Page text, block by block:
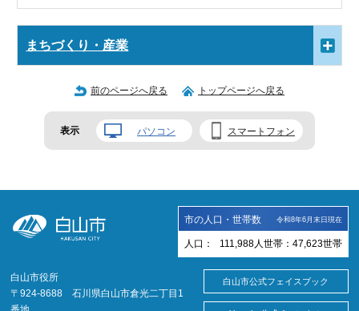
まちづくり・産業
前のページへ戻る トップページへ戻る
表示 パソコン スマートフォン
市の人口・世帯数 令和8年6月末日現在
人口： 111,988 人 世帯： 47,623世帯
白山市役所
〒924-8688 石川県白山市倉光二丁目1
番地
白山市公式フェイスブック